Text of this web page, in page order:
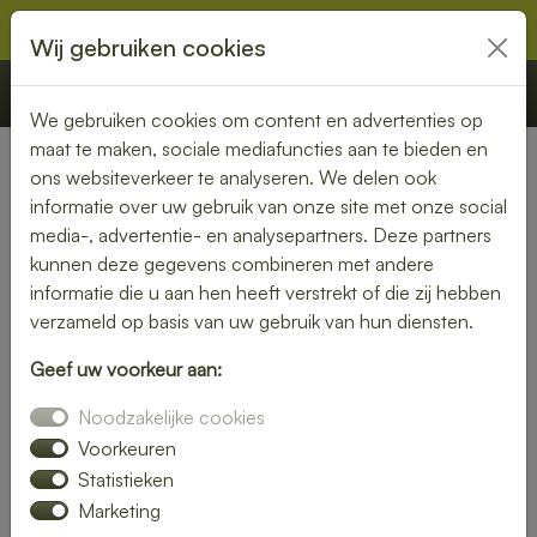
€ 0,00 Offerte Bestellen
Nederland» Ter Aar
Lunch laten bezorgen in Ter
Aar – vers, snel en smaakvol
maken? Laat je lunch bezorgen in Ter Aar en geniet van
verse, smaakvolle gerechten zonder gedoe. Of je nu op
kantoor bent, thuiswerkt of gewoon zin hebt in een
ontspannen middagpauze, een bezorgde lunch is altijd een
goed idee. Van rijk belegde broodjes tot gezonde salades en
warme maaltijden – er is altijd iets dat perfect aansluit bij
Wij gebruiken cookies
We gebruiken cookies om content en advertenties op
maat te maken, sociale mediafuncties aan te bieden en
ons websiteverkeer te analyseren. We delen ook
informatie over uw gebruik van onze site met onze social
media-, advertentie- en analysepartners. Deze partners
kunnen deze gegevens combineren met andere
informatie die u aan hen heeft verstrekt of die zij hebben
verzameld op basis van uw gebruik van hun diensten.
Geef uw voorkeur aan:
Noodzakelijke cookies
Voorkeuren
Statistieken
Marketing